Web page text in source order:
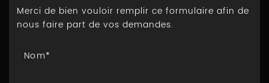
Merci de bien vouloir remplir ce formulaire afin de
nous faire part de vos demandes.